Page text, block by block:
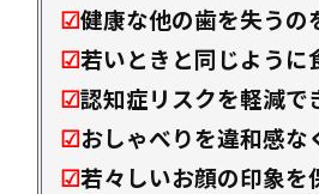
☑健康な他の歯を失うの
☑若いときと同じように
☑認知症リスクを軽減で
☑おしゃべりを違和感な
☑若々しいお顔の印象を